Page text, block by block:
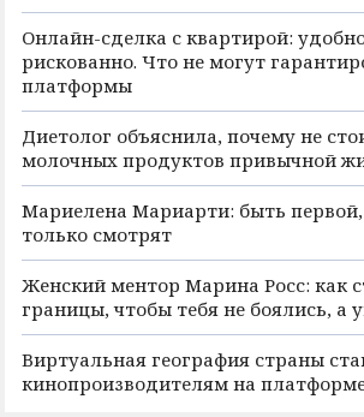
Онлайн-сделка с квартирой:
рискованно. Что не могут
платформы
Диетолог объяснила, почему не
молочных продуктов привычной
Мариелена Мариарти: быть
только смотрят
Женский ментор Марина Росс: как
границы, чтобы тебя не боялись, а
Виртуальная география страны
кинопроизводителям на